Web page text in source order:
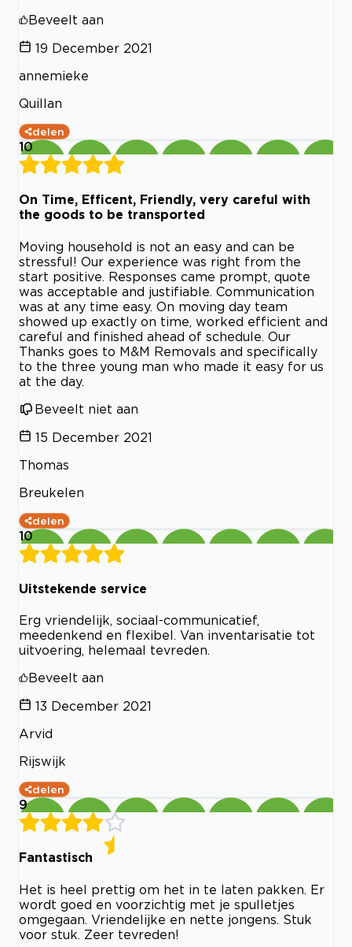
Beveelt aan
19 December 2021
annemieke
Quillan
delen
10
On Time, Efficent, Friendly, very careful with
the goods to be transported
Moving household is not an easy and can be
stressful! Our experience was right from the
start positive. Responses came prompt, quote
was acceptable and justifiable. Communication
was at any time easy. On moving day team
showed up exactly on time, worked efficient and
careful and finished ahead of schedule. Our
Thanks goes to M&M Removals and specifically
to the three young man who made it easy for us
at the day.
Beveelt niet aan
15 December 2021
Thomas
Breukelen
delen
10
Uitstekende service
Erg vriendelijk, sociaal-communicatief,
meedenkend en flexibel. Van inventarisatie tot
uitvoering, helemaal tevreden.
Beveelt aan
13 December 2021
Arvid
Rijswijk
delen
9
Fantastisch
Het is heel prettig om het in te laten pakken. Er
wordt goed en voorzichtig met je spulletjes
omgegaan. Vriendelijke en nette jongens. Stuk
voor stuk. Zeer tevreden!